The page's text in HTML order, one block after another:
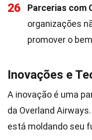
26 Parcerias com
organizações
promover o
Inovações e
A inovação é uma
da Overland
está moldando seu